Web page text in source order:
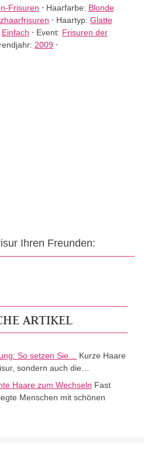
Frisuren ⋅ Haarfarbe: Blonde
⋅ Haartyp: Glatte
Einfach ⋅ Event: Frisuren der
2009 ⋅
Ihren Freunden:
ARTIKEL
So setzen Sie…
Kurze Haare
sondern auch die…
Haare zum Wechseln Fast
Menschen mit schönen